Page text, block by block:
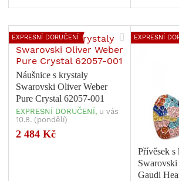
EXPRESNÍ DORUČENÍ
Náušnice s krystaly
Swarovski Oliver Weber
Pure Crystal 62057-001
EXPRESNÍ DORUČENÍ, u vás
10.8. (pondělí)
2 484 Kč
EXPRESNÍ
Přívěsek s
Gaudi